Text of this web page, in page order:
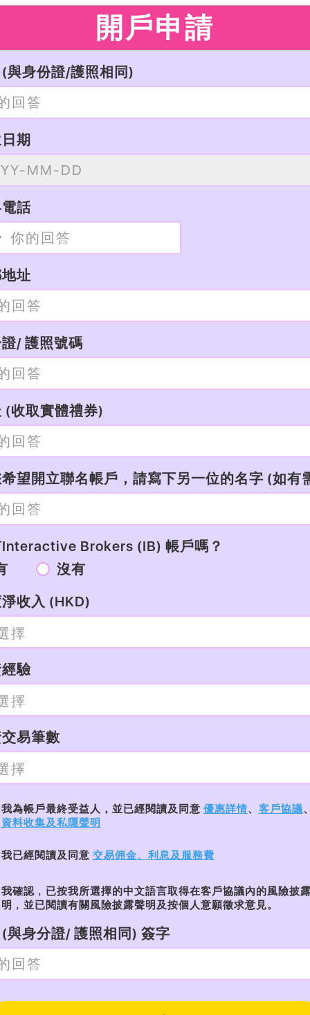
開戶申請
與身份證/護照相同)
期
話
址
/ 護照號碼
(收取實體禮券)
望開立聯名帳戶，請寫下另一位的名字 (如有
Brokers (IB) 帳戶嗎？
沒有
收入 (HKD)
驗
易筆數
我為帳戶最終受益人，並已經閱讀及同意 優惠詳情、 客戶協議
資料收集及私隱聲明
我已經閱讀及同意 交易佣金、利息及服務費
我確認﹐已按我所選擇的中文語言取得在客戶協議內的風險披
明﹐並已閱讀有關風險披露聲明及按個人意願徵求意見。
與身分證/ 護照相同) 簽字